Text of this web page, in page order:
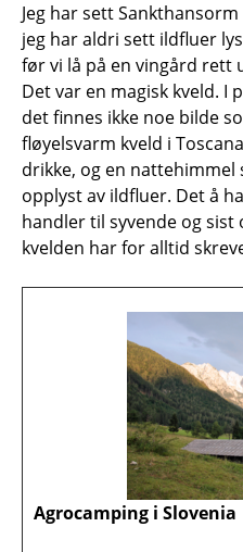
Jeg har sett
jeg har aldri sett ildfluer
før vi lå på en vingård rett
Det var en magisk kveld. I
det finnes ikke noe bilde
fløyelsvarm kveld i
drikke, og en
opplyst av ildfluer. Det å
handler til syvende og
kvelden har for alltid
Agrocamping i Slovenia